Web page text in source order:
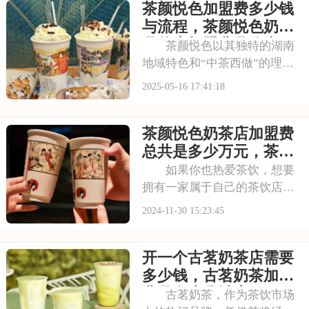
是大约多少，喜茶加盟费用包
括哪些方面的具体分析！希望
能为您提供参考~
茶颜悦色加盟费多少钱
与流程，茶颜悦色奶茶
品牌店加盟费具体表
茶颜悦色以其独特的湖南
地域特色和“中茶西做”的理
念，迅速走红。许多投资者对
用、培训、设备等，而加盟条
件则对店面选址、加盟商资质
有特定要求，确保品
2025-05-16 17:41:18
茶颜悦色奶茶店加盟费
总共是多少万元，茶颜
悦色加盟的费用和条件
如果你也热爱茶饮，想要
拥有一家属于自己的茶饮店，
并且渴望获得成功，那么茶颜
悦色以其卓越的品质和独特的
服务赢得了市场的广泛认可。
加盟茶颜悦色，你将
2024-11-30 15:23:45
开一个古茗奶茶店需要
多少钱，古茗奶茶加盟
费是多少县城店
古茗奶茶，作为茶饮市场